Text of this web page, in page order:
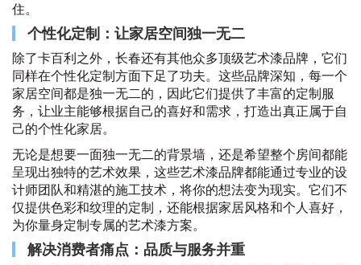
住。
个性化定制：让家居空间独一无二
除了卡百利之外，长春还有其他众多顶级艺术漆品牌，它们
同样在个性化定制方面下足了功夫。这些品牌深知，每一个
家居空间都是独一无二的，因此它们提供了丰富的定制服
务，让业主能够根据自己的喜好和需求，打造出真正属于自
己的个性化家居。
无论是想要一面独一无二的背景墙，还是希望整个房间都能
呈现出独特的艺术效果，这些艺术漆品牌都能通过专业的设
计师团队和精湛的施工技术，将你的想法变为现实。它们不
仅提供色彩和纹理的定制，还能根据家居风格和个人喜好，
为你量身定制专属的艺术漆方案。
解决消费者痛点：品质与服务并重